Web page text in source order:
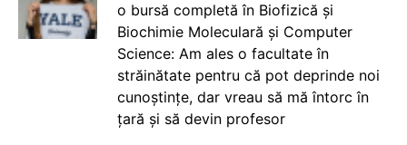
o bursă completă în Biofizică și
Biochimie Moleculară și Computer
Science: Am ales o facultate în
străinătate pentru că pot deprinde noi
cunoștințe, dar vreau să mă întorc în
țară și să devin profesor